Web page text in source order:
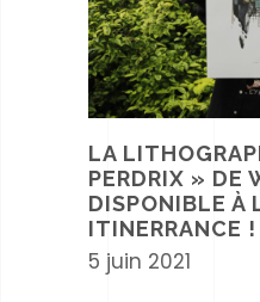
LA
PERDRIX » DE
DISPONIBLE À
ITINERRANCE !
5 juin 2021